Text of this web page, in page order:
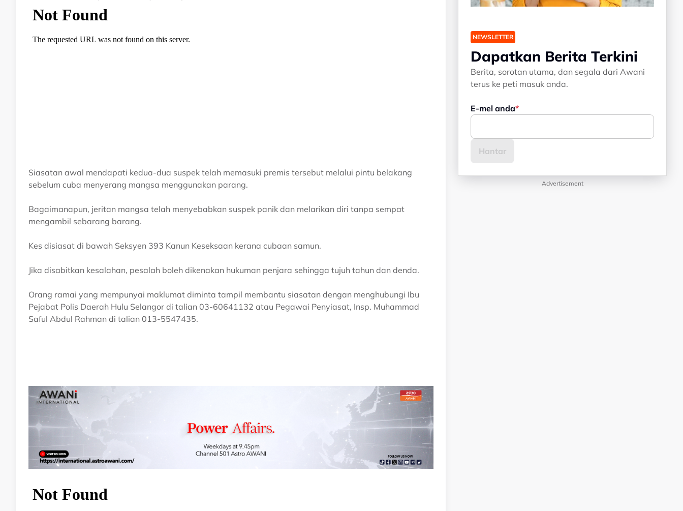
Siasatan awal mendapati kedua-dua suspek telah memasuki premis tersebut melalui pintu belakang
sebelum cuba menyerang mangsa menggunakan parang.
Bagaimanapun, jeritan mangsa telah menyebabkan suspek panik dan melarikan diri tanpa sempat
mengambil sebarang barang.
Kes disiasat di bawah Seksyen 393 Kanun Keseksaan kerana cubaan samun.
Jika disabitkan kesalahan, pesalah boleh dikenakan hukuman penjara sehingga tujuh tahun dan denda.
Orang ramai yang mempunyai maklumat diminta tampil membantu siasatan dengan menghubungi Ibu
Pejabat Polis Daerah Hulu Selangor di talian 03-60641132 atau Pegawai Penyiasat, Insp. Muhammad
Saful Abdul Rahman di talian 013-5547435.
NEWSLETTER
Dapatkan Berita Terkini
Berita, sorotan utama, dan segala dari Awani
terus ke peti masuk anda.
E-mel anda
Advertisement